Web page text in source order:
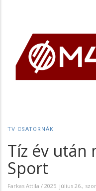
TV CSATORNÁK
Tíz év után
Sport
Farkas Attila / 2025. július 26.,